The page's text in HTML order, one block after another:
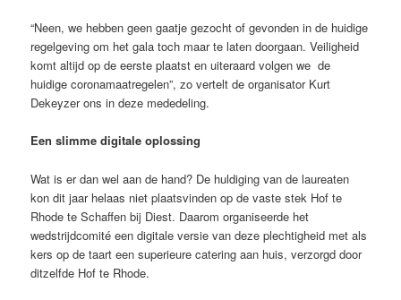
“Neen, we hebben geen gaatje gezocht of gevonden in de huidige
regelgeving om het gala toch maar te laten doorgaan. Veiligheid
komt altijd op de eerste plaatst en uiteraard volgen we de
huidige coronamaatregelen”, zo vertelt de organisator Kurt
Dekeyzer ons in deze mededeling.
Een slimme digitale oplossing
Wat is er dan wel aan de hand? De huldiging van de laureaten
kon dit jaar helaas niet plaatsvinden op de vaste stek Hof te
Rhode te Schaffen bij Diest. Daarom organiseerde het
wedstrijdcomité een digitale versie van deze plechtigheid met als
kers op de taart een superieure catering aan huis, verzorgd door
ditzelfde Hof te Rhode.